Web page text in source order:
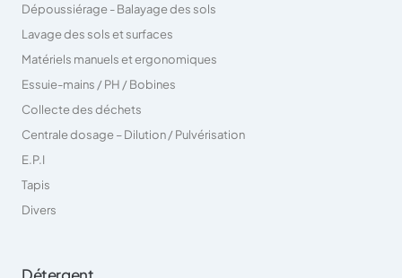
Dépoussiérage - Balayage des sols
Lavage des sols et surfaces
Matériels manuels et ergonomiques
Essuie-mains / PH / Bobines
Collecte des déchets
Centrale dosage – Dilution / Pulvérisation
E.P.I
Tapis
Divers